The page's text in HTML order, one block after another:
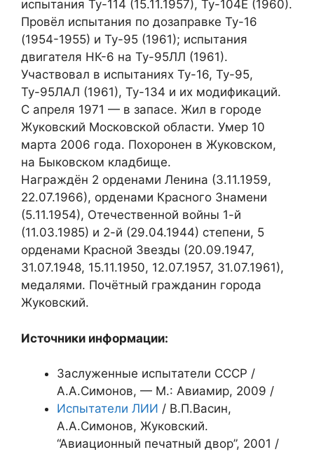
испытания Ту-114 (15.11.1957), Ту-104Е (1960).
Провёл испытания по дозаправке Ту-16
(1954-1955) и Ту-95 (1961); испытания
двигателя НК-6 на Ту-95ЛЛ (1961).
Участвовал в испытаниях Ту-16, Ту-95,
Ту-95ЛАЛ (1961), Ту-134 и их модификаций.
С апреля 1971 — в запасе. Жил в городе
Жуковский Московской области. Умер 10
марта 2006 года. Похоронен в Жуковском,
на Быковском кладбище.
Награждён 2 орденами Ленина (3.11.1959,
22.07.1966), орденами Красного Знамени
(5.11.1954), Отечественной войны 1-й
(11.03.1985) и 2-й (29.04.1944) степени, 5
орденами Красной Звезды (20.09.1947,
31.07.1948, 15.11.1950, 12.07.1957, 31.07.1961),
медалями. Почётный гражданин города
Жуковский.
Источники информации:
Заслуженные испытатели СССР /
А.А.Симонов, — М.: Авиамир, 2009 /
Испытатели ЛИИ / В.П.Васин,
А.А.Симонов, Жуковский.
“Авиационный печатный двор”, 2001 /